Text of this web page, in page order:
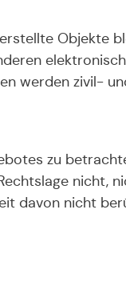
Objekte
werden zivil-
zu
davon nicht